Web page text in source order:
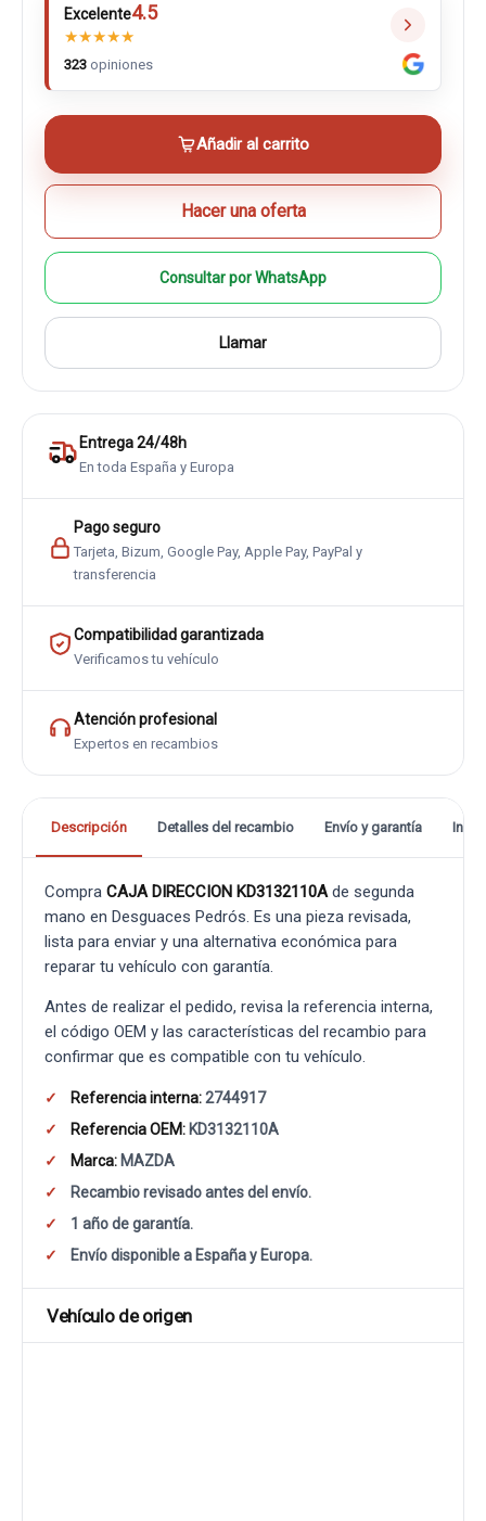
Excelente4.5
★★★★★
323 opiniones
Añadir al carrito
Hacer una oferta
Consultar por WhatsApp
Llamar
Entrega 24/48h
En toda España y Europa
Pago seguro
Tarjeta, Bizum, Google Pay, Apple Pay, PayPal y
transferencia
Compatibilidad garantizada
Verificamos tu vehículo
Atención profesional
Expertos en recambios
Descripción Detalles del recambio Envío y garantía
Compra CAJA DIRECCION KD3132110Ade segunda
mano en Desguaces Pedrós. Es una pieza revisada,
lista para enviar y una alternativa económica para
reparar tu vehículo con garantía.
Antes de realizar el pedido, revisa la referencia interna,
el código OEM y las características del recambio para
confirmar que es compatible con tu vehículo.
Referencia interna:2744917
Referencia OEM: KD3132110A
Marca: MAZDA
Recambio revisado antes del envío.
1 año de garantía.
Envío disponible a España y Europa.
Vehículo de origen